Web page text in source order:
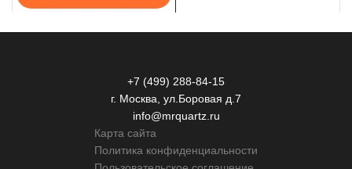
+7 (499) 288-84-15
г. Москва, ул.Боровая д.7
info@mrquartz.ru
Карта сайта
Политика конфиденциальности